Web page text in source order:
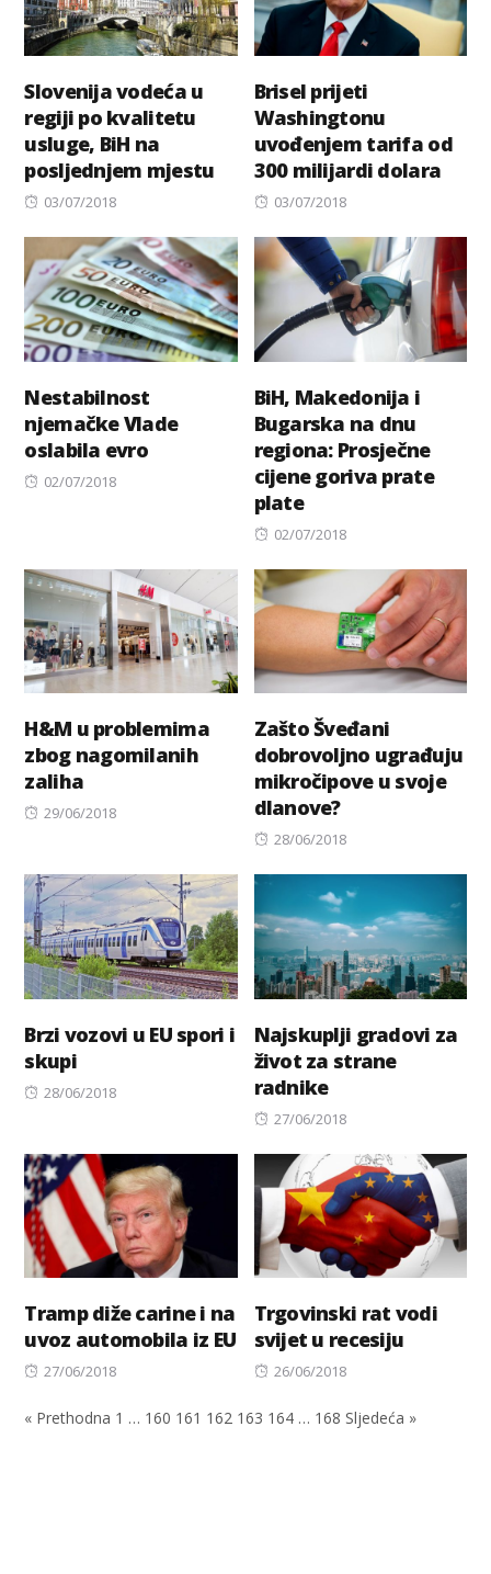
Slovenija vodeća u
regiji po kvalitetu
usluge, BiH na
posljednjem mjestu
Posted
03/07/2018
Brisel prijeti
Washingtonu
uvođenjem tarifa od
300 milijardi dolara
Posted
03/07/2018
Nestabilnost
njemačke Vlade
oslabila evro
Posted
02/07/2018
BiH, Makedonija i
Bugarska na dnu
regiona: Prosječne
cijene goriva prate
plate
Posted
02/07/2018
H&M u problemima
zbog nagomilanih
zaliha
Posted
29/06/2018
Zašto Šveđani
dobrovoljno ugrađuju
mikročipove u svoje
dlanove?
Posted
28/06/2018
Brzi vozovi u EU spori i
skupi
Posted
28/06/2018
Najskuplji gradovi za
život za strane
radnike
Posted
27/06/2018
Tramp diže carine i na
uvoz automobila iz EU
Posted
27/06/2018
Trgovinski rat vodi
svijet u recesiju
Posted
26/06/2018
« Prethodna 1 … 160 161 162 163 164 … 168 Sljedeća »